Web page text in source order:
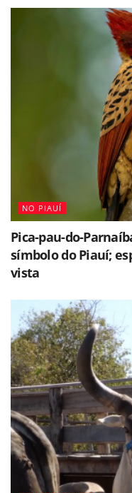
NO PIAUÍ
Pica-pau-do-
símbolo do Piauí;
vista